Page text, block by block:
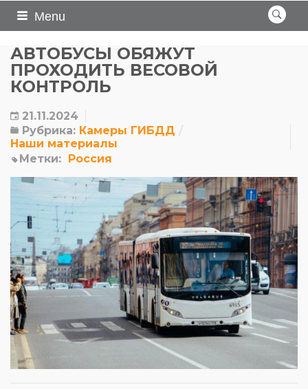
Menu
АВТОБУСЫ ОБЯЖУТ
ПРОХОДИТЬ ВЕСОВОЙ
КОНТРОЛЬ
21.11.2024
Рубрика: Камеры ГИБДД
Наши материалы
Метки: Россия